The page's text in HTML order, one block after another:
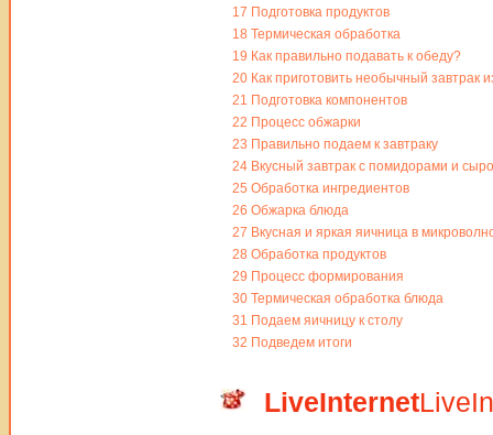
17 Подготовка продуктов
18 Термическая обработка
19 Как правильно подавать к обеду?
20 Как приготовить необычный завтрак
21 Подготовка компонентов
22 Процесс обжарки
23 Правильно подаем к завтраку
24 Вкусный завтрак с помидорами и
25 Обработка ингредиентов
26 Обжарка блюда
27 Вкусная и яркая яичница в
28 Обработка продуктов
29 Процесс формирования
30 Термическая обработка блюда
31 Подаем яичницу к столу
32 Подведем итоги
LiveInternet